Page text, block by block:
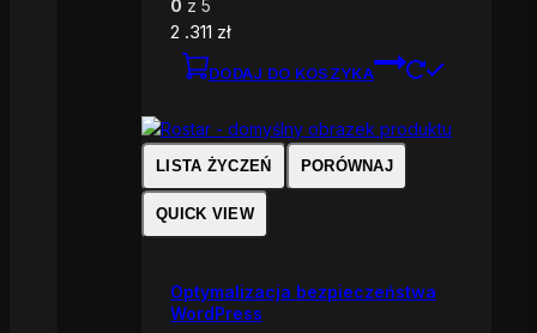
0 z 5
2 .311 zł
DODAJ DO KOSZYKA
LISTA ŻYCZEŃ PORÓWNAJ
QUICK VIEW
Optymalizacja bezpieczeństwa
WordPress